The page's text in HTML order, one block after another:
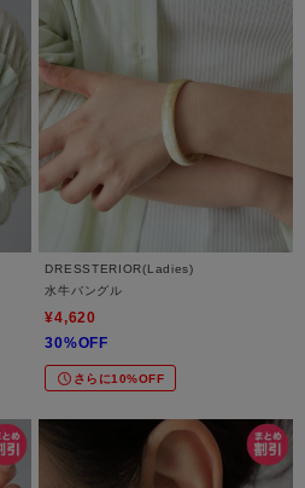
DRESSTERIOR(Ladies)
水牛バングル
¥4,620
30%OFF
さらに10%OFF